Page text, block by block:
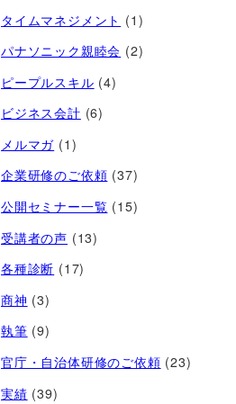
タイムマネジメント (1)
パナソニック親睦会 (2)
ピープルスキル (4)
ビジネス会計 (6)
メルマガ (1)
企業研修のご依頼 (37)
公開セミナー一覧 (15)
受講者の声 (13)
各種診断 (17)
商神 (3)
執筆 (9)
官庁・自治体研修のご依頼 (23)
実績 (39)